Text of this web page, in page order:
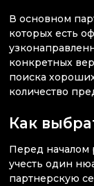
В основном
которых есть
конкретных
поиска
количество
Как
Перед началом
учесть один
партнерскую